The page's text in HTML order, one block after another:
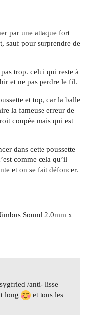
par une attaque fort
sauf pour surprendre de
trop. celui qui reste à
et ne pas perdre le fil.
et top, car la balle
la fameuse erreur de
coupée mais qui est
dans cette poussette
comme cela qu’il
et on se fait défoncer.
Sound 2.0mm x
/anti- lisse
long
et tous les